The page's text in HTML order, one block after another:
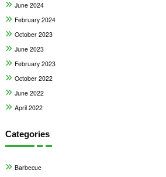
June 2024
February 2024
October 2023
June 2023
February 2023
October 2022
June 2022
April 2022
Categories
Barbecue